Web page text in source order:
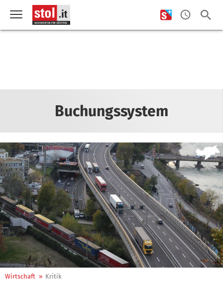
Buchungssystem
Wirtschaft » Kritik